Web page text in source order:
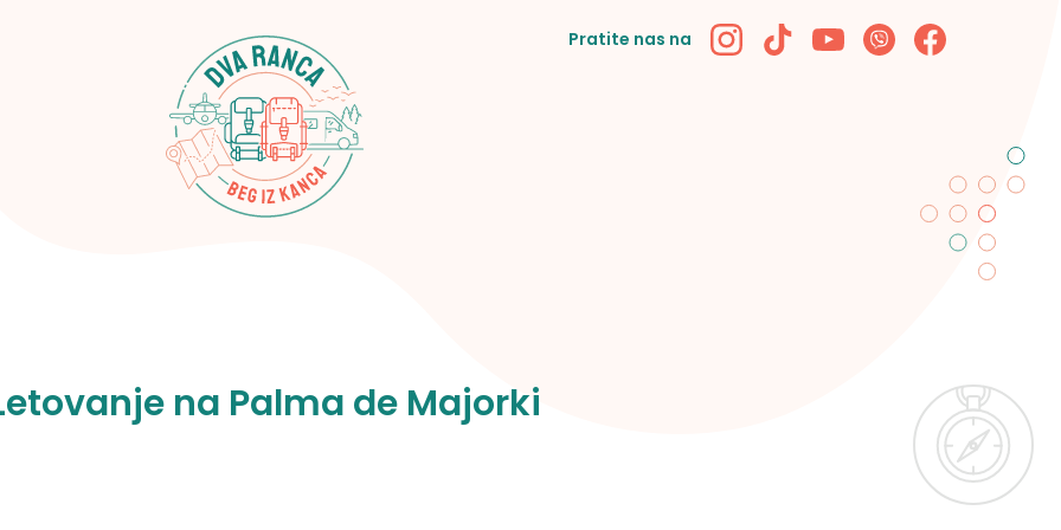
Pratite nas na
na Palma de Majorki